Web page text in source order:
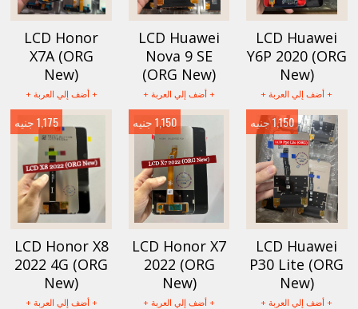
LCD Huawei
Y6P 2020 (ORG
New)
+ أضف إلي العربة +
LCD Huawei
Nova 9 SE
(ORG New)
+ أضف إلي العربة +
LCD Honor
X7A (ORG
New)
+ أضف إلي العربة +
LCD Huawei
P30 Lite (ORG
New)
+ أضف إلي العربة +
1,150 جنيه
LCD Honor X7
2022 (ORG
New)
+ أضف إلي العربة +
1,150 جنيه
LCD Honor X8
2022 4G (ORG
New)
+ أضف إلي العربة +
1,175 جنيه